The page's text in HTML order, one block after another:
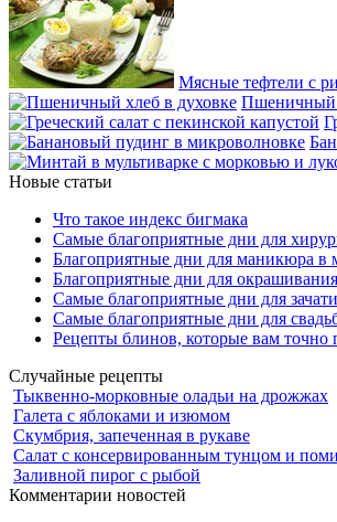
Мясные тефтели с
Пшеничный
Новые статьи
Что такое индекс бигмака
Самые благоприятные дни для
Благоприятные дни для маникюра в
Благоприятные дни для
Самые благоприятные дни для
Самые благоприятные дни для
Рецепты блинов, которые вам точно
Случайные рецепты
Тыквенно-морковные оладьи на дрожжах
Галета с яблоками и изюмом
Скумбрия, запеченная в рукаве
Салат с консервированным тунцом и
Заливной пирог с рыбой
Комментарии новостей